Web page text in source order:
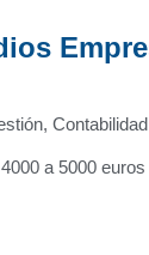
4000 a 5000